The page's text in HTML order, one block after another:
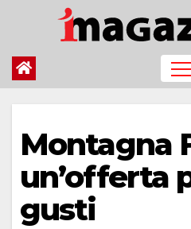
contenuto
Montagna
un’offerta
gusti